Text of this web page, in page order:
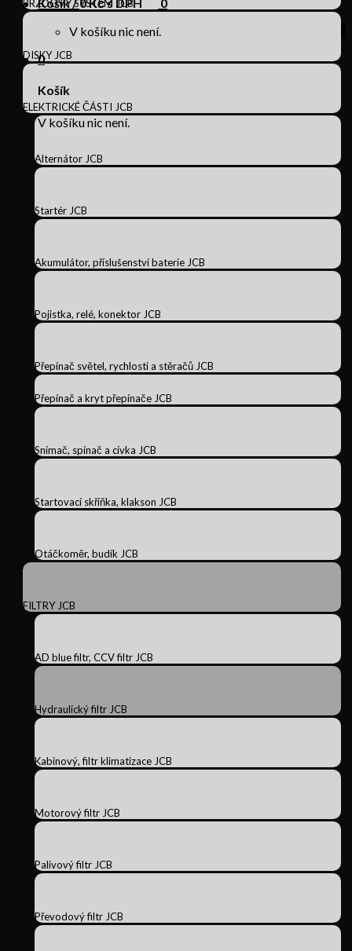
V košíku nic není.
0
Košík
V košíku nic není.
BRZDOVÝ SYSTÉM JCB
DISKY JCB
ELEKTRICKÉ ČÁSTI JCB
Alternátor JCB
Startér JCB
Akumulátor, příslušenství baterie JCB
Pojistka, relé, konektor JCB
Přepínač světel, rychlosti a stěračů JCB
Přepínač a kryt přepínače JCB
Snímač, spínač a cívka JCB
Startovací skříňka, klakson JCB
Otáčkoměr, budík JCB
FILTRY JCB
AD blue filtr, CCV filtr JCB
Hydraulický filtr JCB
Kabinový, filtr klimatizace JCB
Motorový filtr JCB
Palivový filtr JCB
Převodový filtr JCB